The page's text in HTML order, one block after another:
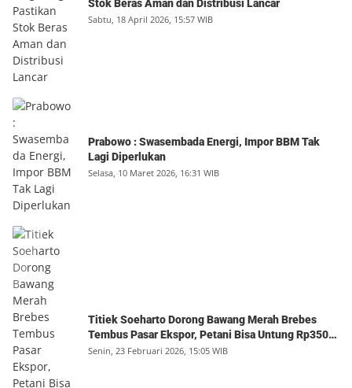
Stok Beras Aman dan Distribusi Lancar
Sabtu, 18 April 2026, 15:57 WIB
Prabowo : Swasembada Energi, Impor BBM Tak
Lagi Diperlukan
Selasa, 10 Maret 2026, 16:31 WIB
Titiek Soeharto Dorong Bawang Merah Brebes
Tembus Pasar Ekspor, Petani Bisa Untung Rp350
Juta per Hektare
Senin, 23 Februari 2026, 15:05 WIB